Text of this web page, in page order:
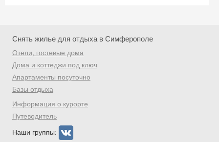
Снять жилье для отдыха в Симферополе
Отели, гостевые дома
Дома и коттеджи под ключ
Апартаменты посуточно
Базы отдыха
Информация о курорте
Путеводитель
Наши группы: